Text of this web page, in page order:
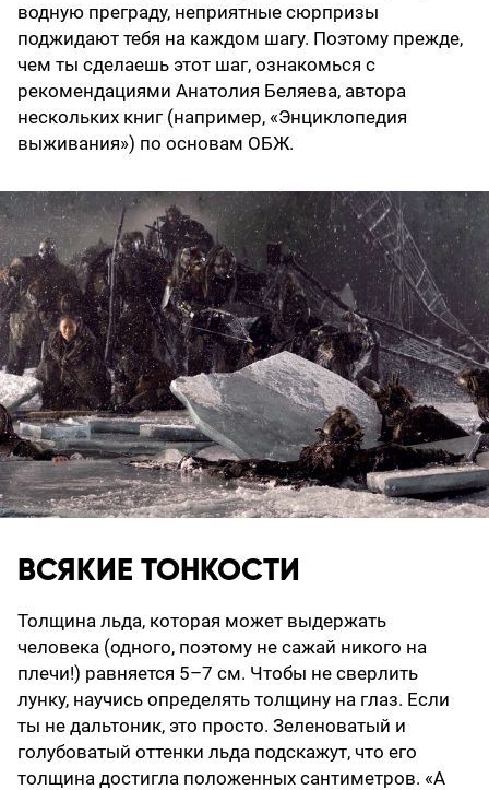
водную преграду, неприятные сюрпризы
поджидают тебя на каждом шагу. Поэтому прежде,
чем ты сделаешь этот шаг, ознакомься с
рекомендациями Анатолия Беляева, автора
нескольких книг (например, «Энциклопедия
выживания») по основам ОБЖ.
ВСЯКИЕ ТОНКОСТИ
Толщина льда, которая может выдержать
человека (одного, поэтому не сажай никого на
плечи!) равняется 5–7 см. Чтобы не сверлить
лунку, научись определять толщину на глаз. Если
ты не дальтоник, это просто. Зеленоватый и
голубоватый оттенки льда подскажут, что его
толщина достигла положенных сантиметров. «А